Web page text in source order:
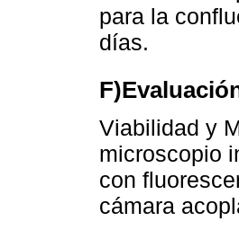
para la
días.
Viabilidad y
microscopio
con
cámara